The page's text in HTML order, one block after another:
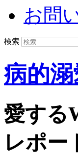
お問
検索
病的
愛する
レポー